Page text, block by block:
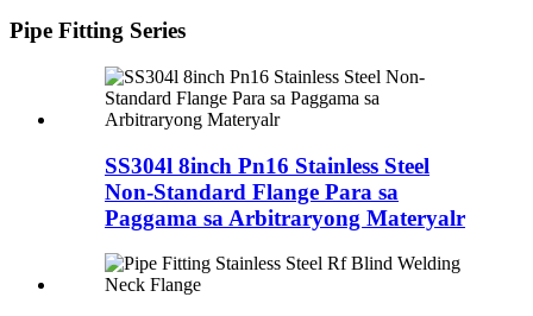
Pipe Fitting Series
SS304l 8inch Pn16 Stainless Steel
Non-Standard Flange Para sa
Paggama sa Arbitraryong Materyalr